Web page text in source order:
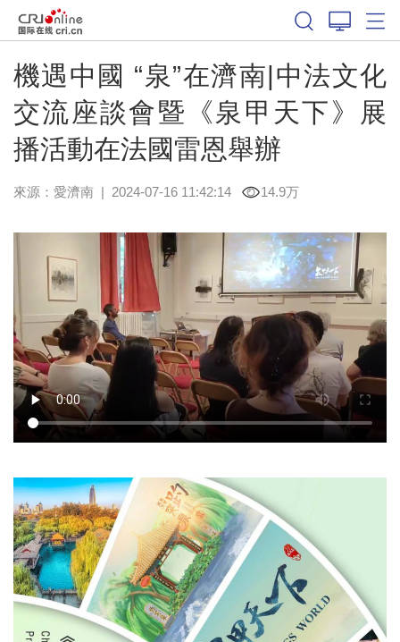
機遇中國 “泉”在濟南|中法文化
交流座談會暨《泉甲天下》展
播活動在法國雷恩舉辦
來源： 愛濟南 | 2024-07-16 11:42:14 14.9万